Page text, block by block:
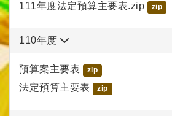
111年度法定預算主要表.zip zip
110年度
預算案主要表 zip
法定預算主要表 zip